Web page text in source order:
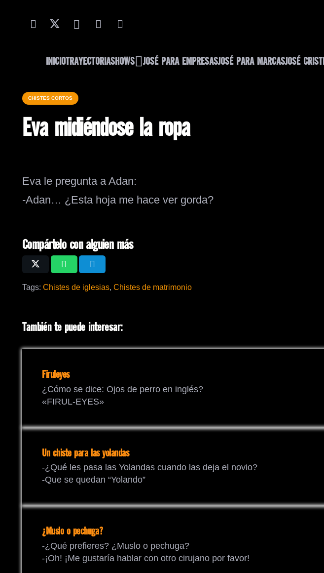
INICIOTRAYECTORIASHOWS JOSÉ PARA EMPRESASJOSÉ PARA MARCASJOSÉ
CHISTES CORTOS
Eva midiéndose la ropa
Eva le pregunta a Adan:
-Adan… ¿Esta hoja me hace ver gorda?
Compártelo con alguien más
Tags: Chistes de iglesias, Chistes de matrimonio
También te puede interesar:
Firuleyes
¿Cómo se dice: Ojos de perro en inglés?
«FIRUL-EYES»
Un chiste para las yolandas
-¿Qué les pasa las Yolandas cuando las deja el novio?
-Que se quedan “Yolando”
¿Muslo o pechuga?
-¿Qué prefieres? ¿Muslo o pechuga?
-¡Oh! ¡Me gustaría hablar con otro cirujano por favor!